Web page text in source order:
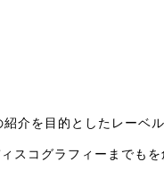
介を目的としたレーベル
スコグラフィーまでもを